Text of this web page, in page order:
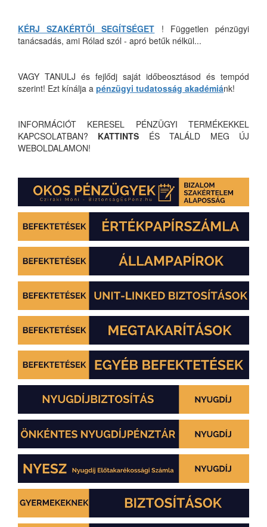
KÉRJ SZAKÉRTŐI SEGÍTSÉGET ! Független pénzügyi
tanácsadás, ami Rólad szól - apró betűk nélkül...
VAGY TANULJ és fejlődj saját időbeosztásod és tempód
szerint! Ezt kínálja a pénzügyi tudatosság akadémiánk!
INFORMÁCIÓT KERESEL PÉNZÜGYI TERMÉKEKKEL
KAPCSOLATBAN? KATTINTS ÉS TALÁLD MEG ÚJ
WEBOLDALAMON!